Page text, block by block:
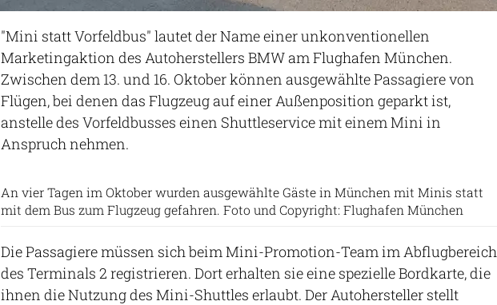
"Mini statt Vorfeldbus" lautet der Name einer unkonventionellen
Marketingaktion des Autoherstellers BMW am Flughafen München.
Zwischen dem 13. und 16. Oktober können ausgewählte Passagiere von
Flügen, bei denen das Flugzeug auf einer Außenposition geparkt ist,
anstelle des Vorfeldbusses einen Shuttleservice mit einem Mini in
Anspruch nehmen.
An vier Tagen im Oktober wurden ausgewählte Gäste in München mit Minis statt
mit dem Bus zum Flugzeug gefahren. Foto und Copyright: Flughafen München
Die Passagiere müssen sich beim Mini-Promotion-Team im Abflugbereich
des Terminals 2 registrieren. Dort erhalten sie eine spezielle Bordkarte, die
ihnen die Nutzung des Mini-Shuttles erlaubt. Der Autohersteller stellt